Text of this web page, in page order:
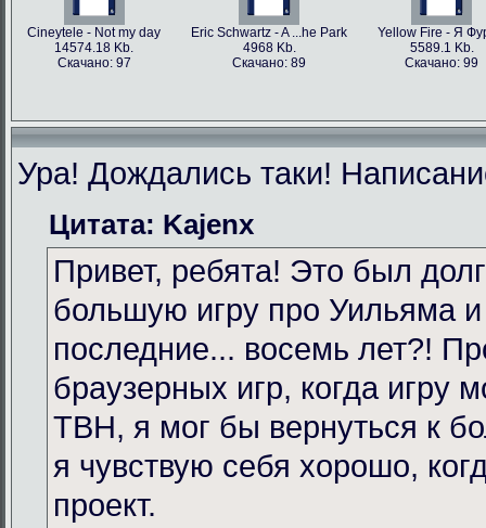
Cineytele - Not my day
14574.18 Kb.
Скачано: 97
Eric Schwartz - A ...he Park
4968 Kb.
Скачано: 89
Yellow Fire - Я
5589.1 Kb.
Скачано: 99
Ура! Дождались таки!
Цитата: Kajenx
Привет, ребята! Это был
большую игру про Уильяма
последние... восемь лет?!
браузерных игр, когда игру
TBH, я мог бы вернуться к
я чувствую себя хорошо,
проект.